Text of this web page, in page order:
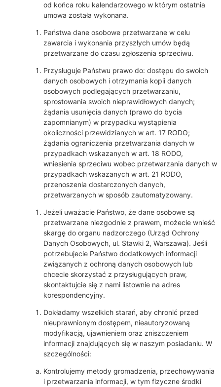
od końca roku kalendarzowego w którym ostatnia
umowa została wykonana.
Państwa dane osobowe przetwarzane w celu
zawarcia i wykonania przyszłych umów będą
przetwarzane do czasu zgłoszenia sprzeciwu.
Przysługuje Państwu prawo do: dostępu do swoich
danych osobowych i otrzymania kopii danych
osobowych podlegających przetwarzaniu,
sprostowania swoich nieprawidłowych danych;
żądania usunięcia danych (prawo do bycia
zapomnianym) w przypadku wystąpienia
okoliczności przewidzianych w art. 17 RODO;
żądania ograniczenia przetwarzania danych w
przypadkach wskazanych w art. 18 RODO,
wniesienia sprzeciwu wobec przetwarzania danych w
przypadkach wskazanych w art. 21 RODO,
przenoszenia dostarczonych danych,
przetwarzanych w sposób zautomatyzowany.
Jeżeli uważacie Państwo, że dane osobowe są
przetwarzane niezgodnie z prawem, możecie wnieść
skargę do organu nadzorczego (Urząd Ochrony
Danych Osobowych, ul. Stawki 2, Warszawa). Jeśli
potrzebujecie Państwo dodatkowych informacji
związanych z ochroną danych osobowych lub
chcecie skorzystać z przysługujących praw,
skontaktujcie się z nami listownie na adres
korespondencyjny.
Dokładamy wszelkich starań, aby chronić przed
nieuprawnionym dostępem, nieautoryzowaną
modyfikacją, ujawnieniem oraz zniszczeniem
informacji znajdujących się w naszym posiadaniu. W
szczególności:
Kontrolujemy metody gromadzenia, przechowywania
i przetwarzania informacji, w tym fizyczne środki